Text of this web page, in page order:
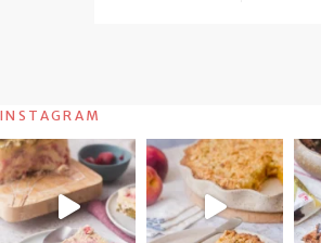
INSTAGRAM